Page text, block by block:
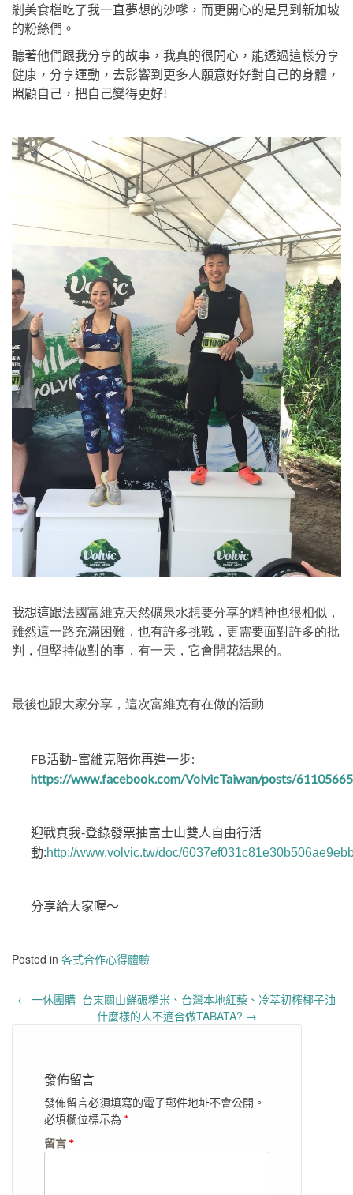
剎美食檔吃了我一直夢想的沙嗲，而更開心的是見到新加坡
的粉絲們。
聽著他們跟我分享的故事，我真的很開心，能透過這樣分享
健康，分享運動，去影響到更多人願意好好對自己的身體，
照顧自己，把自己變得更好!
我想這跟法國富維克天然礦泉水想要分享的精神也很相似，
雖然這一路充滿困難，也有許多挑戰，更需要面對許多的批
判，但堅持做對的事，有一天，它會開花結果的。
最後也跟大家分享，這次富維克有在做的活動
FB活動–富維克陪你再進一步:
https://www.facebook.com/VolvicTaiwan/posts/
迎戰真我-登錄發票抽富士山雙人自由行活
動:http://www.volvic.tw/doc/
分享給大家喔～
Posted in 各式合作心得體驗
Post
← 一休團購–台東關山鮮碾糙米、台灣本地紅蔾、冷萃初榨椰子油
什麼樣的人不適合做TABATA? →
發佈留言
發佈留言必須填寫的電子郵件地址不會公開。
必填欄位標示為 *
留言 *